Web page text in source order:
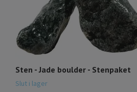
Sten - Jade boulder - Stenpaket
Slut i lager